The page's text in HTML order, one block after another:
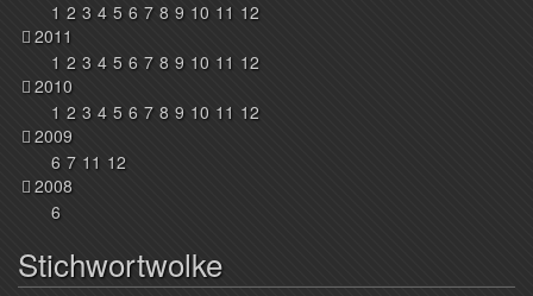
1 2 3 4 5 6 7 8 9 10 11 12
2011
1 2 3 4 5 6 7 8 9 10 11 12
2010
1 2 3 4 5 6 7 8 9 10 11 12
2009
6 7 11 12
2008
6
Stichwortwolke